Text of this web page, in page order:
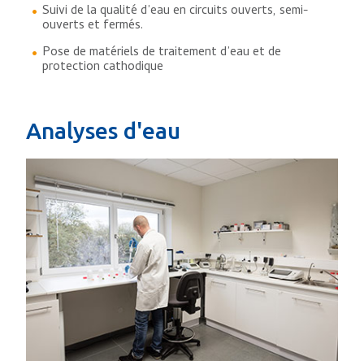
Suivi de la qualité d’eau en circuits ouverts, semi-
ouverts et fermés.
Pose de matériels de traitement d’eau et de
protection cathodique
Analyses d'eau